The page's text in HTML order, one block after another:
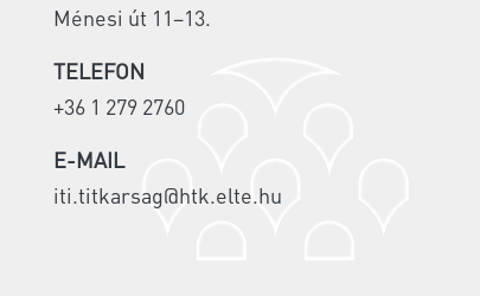
Ménesi út 11–13.
TELEFON
+36 1 279 2760
E-MAIL
iti.titkarsag@htk.elte.hu